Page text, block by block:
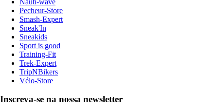
Pecheur-Store
Smash-Expert
Sneak'In
Sneakids
Sport is good
Training-Fit
Trek-Expert
TripNBikers
Vélo-Store
Inscreva-se na nossa newsletter